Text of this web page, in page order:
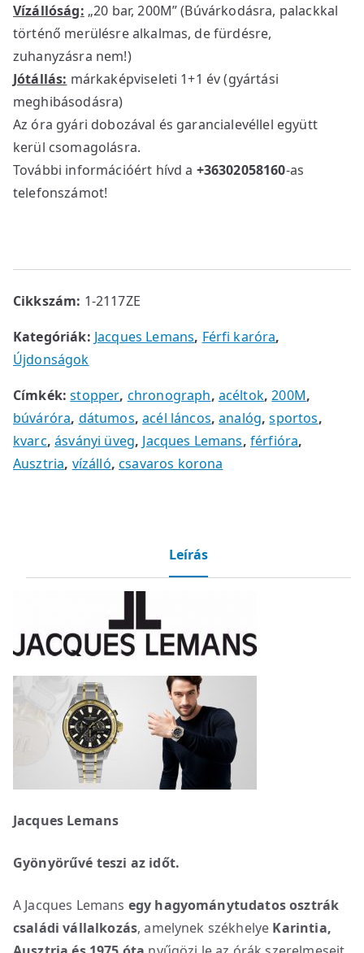
Vízállóság: „20 bar, 200M” (Búvárkodásra, palackkal
történő merülésre alkalmas, de fürdésre,
zuhanyzásra nem!)
Jótállás: márkaképviseleti 1+1 év (gyártási
meghibásodásra)
Az óra gyári dobozával és garancialevéllel együtt
kerül csomagolásra.
További információért hívd a +36302058160-as
telefonszámot!
Cikkszám: 1-2117ZE
Kategóriák: Jacques Lemans, Férfi karóra,
Újdonságok
Címkék:stopper, chronograph, acéltok,200M,
búváróra, dátumos,acél láncos,analóg,sportos,
kvarc,ásványi üveg, Jacques Lemans, férfióra,
Ausztria, vízálló,csavaros korona
Leírás
Jacques Lemans
Gyönyörűvé teszi az időt.
A Jacques Lemans egy hagyománytudatos osztrák
családi vállalkozás, amelynek székhelye Karintia,